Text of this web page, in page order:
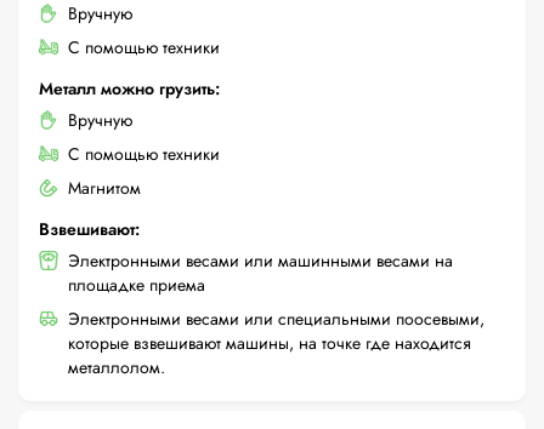
Вручную
С помощью техники
Металл можно грузить:
Вручную
С помощью техники
Магнитом
Взвешивают:
Электронными весами или машинными весами на
площадке приема
Электронными весами или специальными поосевыми,
которые взвешивают машины, на точке где находится
металлолом.